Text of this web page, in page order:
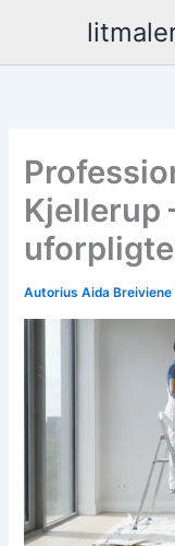
turinio
Kjellerup
Autorius Aida Breiviene